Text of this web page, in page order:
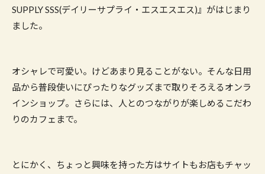
SUPPLY SSS(デイリーサプライ・エスエスエス)』がはじまり
ました。
オシャレで可愛い。けどあまり見ることがない。そんな日用
品から普段使いにぴったりなグッズまで取りそろえるオンラ
インショップ。さらには、人とのつながりが楽しめるこだわ
りのカフェまで。
とにかく、ちょっと興味を持った方はサイトもお店もチャッ